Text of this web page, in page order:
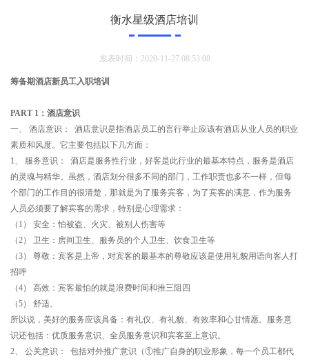
衡水星级酒店培训
发表时间：2020-11-27 08:53:08
筹备期酒店新员工入职培训
PART 1：酒店意识
一、 酒店意识： 酒店意识是指酒店员工的言行举止应该有酒店从业人员的职业
素质和风度。它主要包括以下几方面：
1、 服务意识： 酒店是服务性行业，好客是此行业的最基本特点，服务是酒店
的灵魂与精华。虽然，酒店划分很多不同的部门，工作职责也多不一样，但每
个部门的工作目的很清楚，那就是为了服务宾客，为了宾客的满意，作为服务
人员必须要了解宾客的需求，特别是心理需求：
（1） 安全：怕被盗、火灾、被别人伤害等
（2） 卫生：房间卫生、服务员的个人卫生、饮食卫生等
（3） 尊敬：宾客是上帝，对宾客的最基本的尊敬应该是使用礼貌用语向客人打
招呼
（4） 高效：宾客最怕的就是浪费时间和推三阻四
（5） 舒适。
所以说，美好的服务应该具备：有礼仪、有礼貌、有效率和心甘情愿。服务意
识还包括：优质服务意识、全员服务意识和宾客至上意识。
2、 公关意识： 包括对外推广意识（①推广自身的职业形象，每一个员工都代